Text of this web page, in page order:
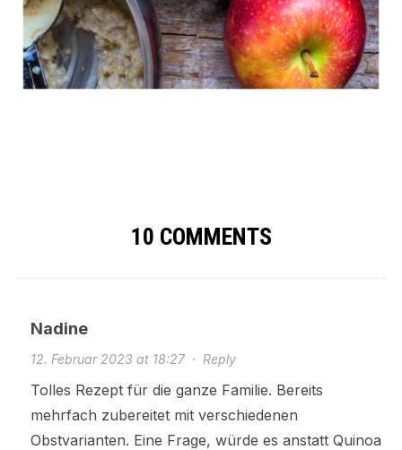
10 COMMENTS
Nadine
12. Februar 2023 at 18:27· Reply
Tolles Rezept für die ganze Familie. Bereits
mehrfach zubereitet mit verschiedenen
Obstvarianten. Eine Frage, würde es anstatt Quinoa